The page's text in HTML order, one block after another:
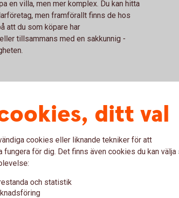
en villa, men mer komplex. Du kan hitta
men framförallt finns de hos
att du som köpare har
tillsammans med en sakkunnig -
vara minst 25 procent och resten kan
ut och kan bero på faktorer som
din insats. Ett låneupplägg är
hur mycket just du kan låna.
genom den enskilda firman, under
finns.
ditt val
cookies eller liknande tekniker för att
fungera för dig. Det finns även cookies du kan välja
och statistik